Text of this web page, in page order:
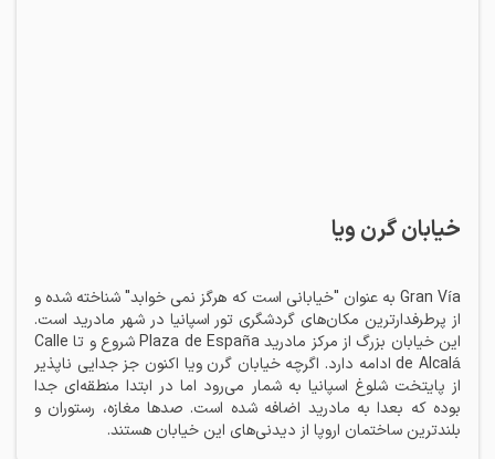
خیابان گرن ویا
Gran Vía به عنوان "خیابانی است که هرگز نمی خوابد" شناخته شده و
از پرطرفدارترین مکان‌های گردشگری تور اسپانیا در شهر مادرید است.
این خیابان بزرگ از مرکز مادرید Plaza de España شروع و تا Calle
de Alcalá ادامه دارد. اگرچه خیابان گرن ویا اکنون جز جدایی ناپذیر
از پایتخت شلوغ اسپانیا به شمار می‌رود اما در ابتدا منطقه‌ای جدا
بوده که بعدا به مادرید اضافه شده است. صدها مغازه، رستوران و
بلندترین ساختمان اروپا از دیدنی‌های این خیابان هستند.